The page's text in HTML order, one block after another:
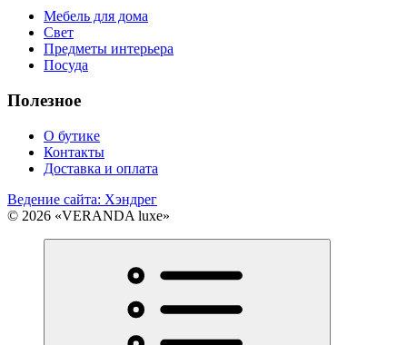
Мебель для дома
Свет
Предметы интерьера
Посуда
Полезное
О бутике
Контакты
Доставка и оплата
Ведение сайта: Хэндрег
© 2026 «VERANDA luxe»